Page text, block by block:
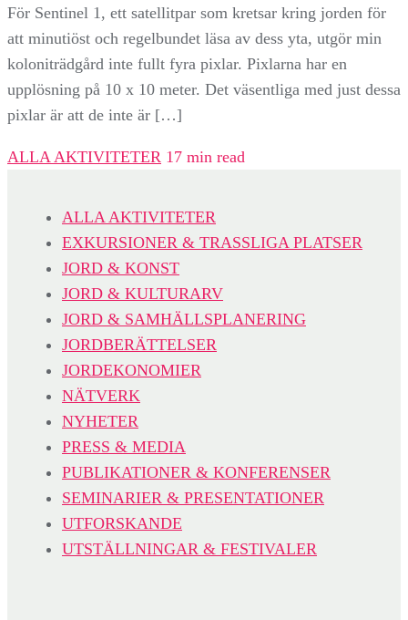
För Sentinel 1, ett satellitpar som kretsar kring jorden för
att minutiöst och regelbundet läsa av dess yta, utgör min
koloniträdgård inte fullt fyra pixlar. Pixlarna har en
upplösning på 10 x 10 meter. Det väsentliga med just dessa
pixlar är att de inte är […]
ALLA AKTIVITETER 17 min read
ALLA AKTIVITETER
EXKURSIONER & TRASSLIGA PLATSER
JORD & KONST
JORD & KULTURARV
JORD & SAMHÄLLSPLANERING
JORDBERÄTTELSER
JORDEKONOMIER
NÄTVERK
NYHETER
PRESS & MEDIA
PUBLIKATIONER & KONFERENSER
SEMINARIER & PRESENTATIONER
UTFORSKANDE
UTSTÄLLNINGAR & FESTIVALER